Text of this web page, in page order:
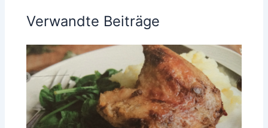
Verwandte Beiträge